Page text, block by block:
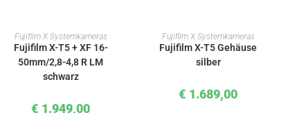
IN DEN WARENKORB
Fujifilm X Systemkameras
Fujifilm X-T5 + XF 16-
50mm/2,8-4,8 R LM
schwarz
€ 1.949,00
IN DEN WARENKORB
Fujifilm X Systemkameras
Fujifilm X-T5 Gehäuse
silber
€ 1.689,00